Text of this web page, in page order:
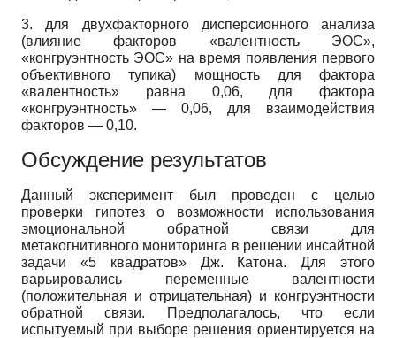
3. для двухфакторного дисперсионного анализа
(влияние факторов «валентность ЭОС»,
«конгруэнтность ЭОС» на время появления первого
объективного тупика) мощность для фактора
«валентность» равна 0,06, для фактора
«конгруэнтность» — 0,06, для взаимодействия
факторов — 0,10.
Обсуждение результатов
Данный эксперимент был проведен с целью
проверки гипотез о возможности использования
эмоциональной обратной связи для
метакогнитивного мониторинга в решении инсайтной
задачи «5 квадратов» Дж. Катона. Для этого
варьировались переменные валентности
(положительная и отрицательная) и конгруэнтности
обратной связи. Предполагалось, что если
испытуемый при выборе решения ориентируется на